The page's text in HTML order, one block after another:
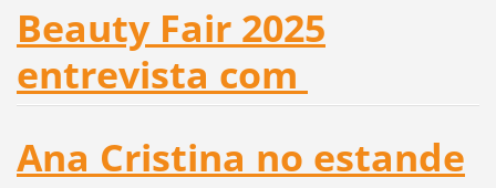
Beauty Fair 2025
entrevista com
Ana Cristina no estande